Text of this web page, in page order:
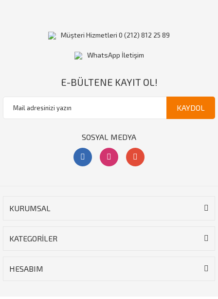
KURUMSAL
KATEGORİLER
HESABIM
Müşteri Hizmetleri 0 (212) 812 25 89
WhatsApp İletişim
E-BÜLTENE KAYIT OL!
KAYDOL
SOSYAL MEDYA